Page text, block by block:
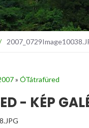
» ÓTátrafüred
- KÉP